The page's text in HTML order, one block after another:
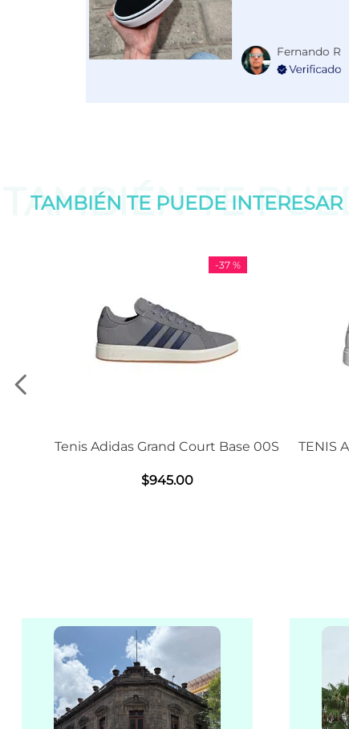
Fernando R
TAMBIÉN TE
TAMBIÉN TE PUEDE INTERESAR
Court Base 00S
TENIS ADIDAS GRAND COURT